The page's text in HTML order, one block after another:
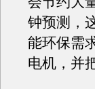
钟预测，
能环保需
电机，并